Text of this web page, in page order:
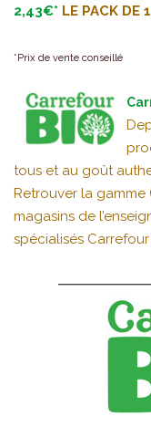
2,43€* LE PACK DE
*Prix de vente conseillé
tous et au goût
Retrouver la gamme
magasins de
spécialisés Carrefour